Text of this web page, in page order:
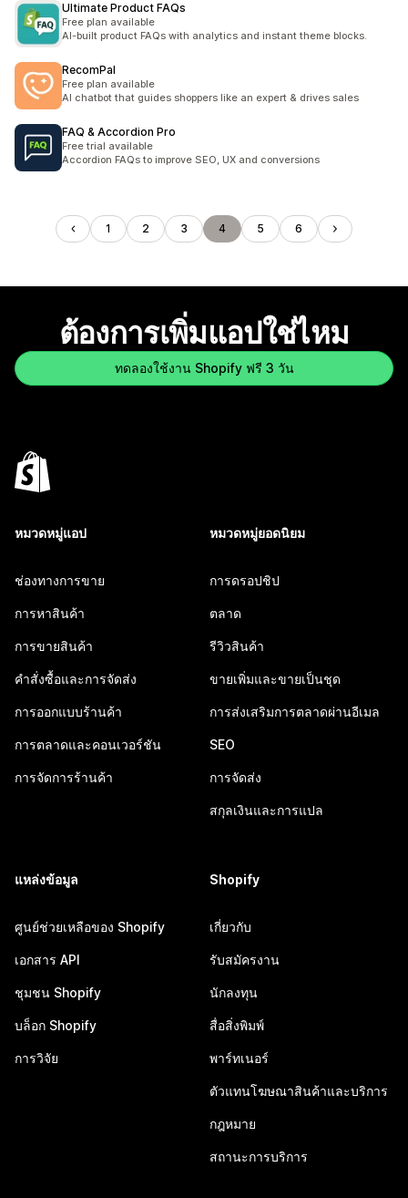
Ultimate Product FAQs
Free plan available
AI-built product FAQs with analytics and instant theme blocks.
RecomPal
Free plan available
AI chatbot that guides shoppers like an expert & drives sales
FAQ & Accordion Pro
Free trial available
Accordion FAQs to improve SEO, UX and conversions
1 2 3 4 5 6
ต้องการเพิ่มแอปใช่ไหม
ทดลองใช้งาน Shopify ฟรี 3 วัน
หมวดหมู่แอป
ช่องทางการขาย
การหาสินค้า
การขายสินค้า
คำสั่งซื้อและการจัดส่ง
การออกแบบร้านค้า
การตลาดและคอนเวอร์ชัน
การจัดการร้านค้า
หมวดหมู่ยอดนิยม
การดรอปชิป
ตลาด
รีวิวสินค้า
ขายเพิ่มและขายเป็นชุด
การส่งเสริมการตลาดผ่านอีเมล
SEO
การจัดส่ง
สกุลเงินและการแปล
แหล่งข้อมูล
ศูนย์ช่วยเหลือของ Shopify
เอกสาร API
ชุมชน Shopify
บล็อก Shopify
การวิจัย
Shopify
เกี่ยวกับ
รับสมัครงาน
นักลงทุน
สื่อสิ่งพิมพ์
พาร์ทเนอร์
ตัวแทนโฆษณาสินค้าและบริการ
กฎหมาย
สถานะการบริการ